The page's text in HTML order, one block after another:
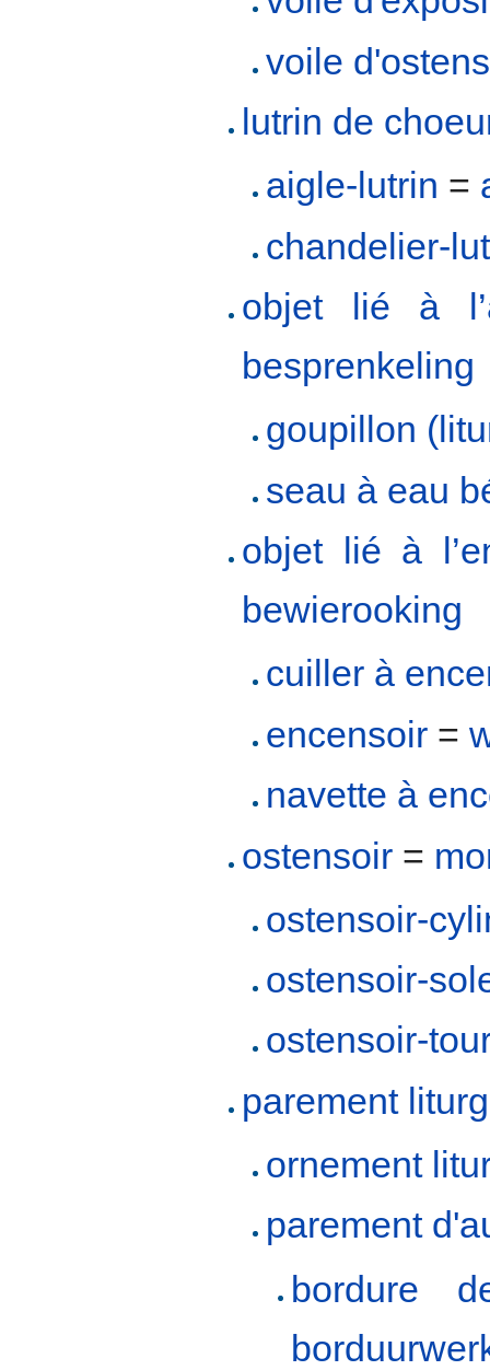
voile
lutrin de
aigle-lutrin =
chandelier-
objet lié à
besprenkeling
goupillon
seau à eau
objet lié à
bewierooking
cuiller à
encensoir =
navette à
ostensoir=
ostensoir-
ostensoir-
ostensoir-
parement
ornement
parement
bordure